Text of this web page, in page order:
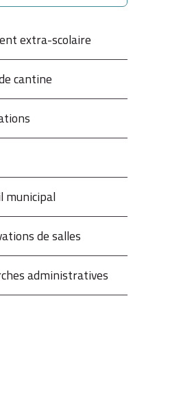
extra-scolaire
cantine
municipal
de salles
administratives